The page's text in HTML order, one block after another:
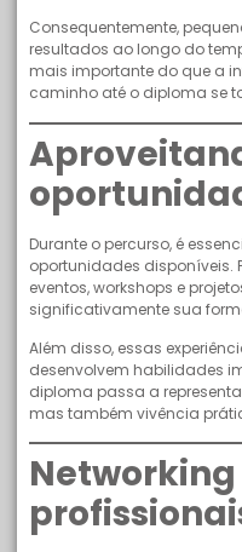
Consequentemente,
resultados ao longo do
mais importante do que a
caminho até o diploma se
Durante o percurso, é
oportunidades disponíveis.
eventos, workshops e
significativamente sua
Além disso, essas
desenvolvem habilidades
diploma passa a
mas também vivência
Networking